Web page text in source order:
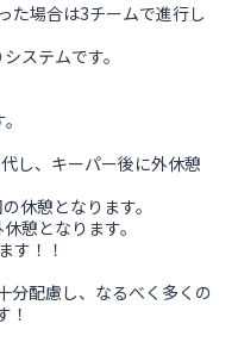
た場合は3チームで進行し
ステムです。
し、キーパー後に外休憩
休憩となります。
憩となります。
す！！
配慮し、なるべく多くの
！